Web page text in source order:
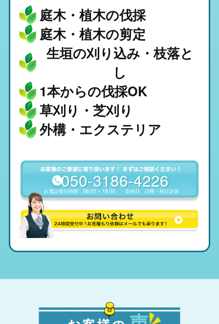
庭木・植木の伐採
1本からの伐採OK
庭木・植木の剪定
草刈り・芝刈り
生垣の刈り込み・枝落と
し
外構・エクステリア
050-3186-4226
お電話受付時間08:00 ~ 18:00 定休日 日曜・祝日定休